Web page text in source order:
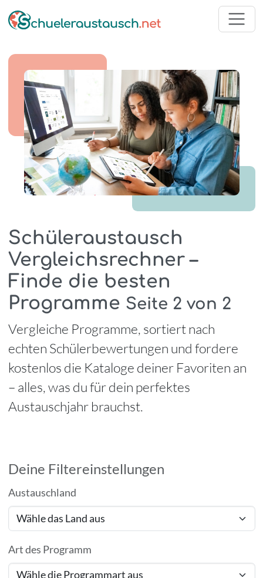
Schüleraustausch
Vergleichsrechner –
Finde die besten
Programme Seite 2 von 2
Vergleiche Programme, sortiert nach
echten Schülerbewertungen und fordere
kostenlos die Kataloge deiner Favoriten an
– alles, was du für dein perfektes
Austauschjahr brauchst.
Deine Filtereinstellungen
Austauschland
Art des Programm